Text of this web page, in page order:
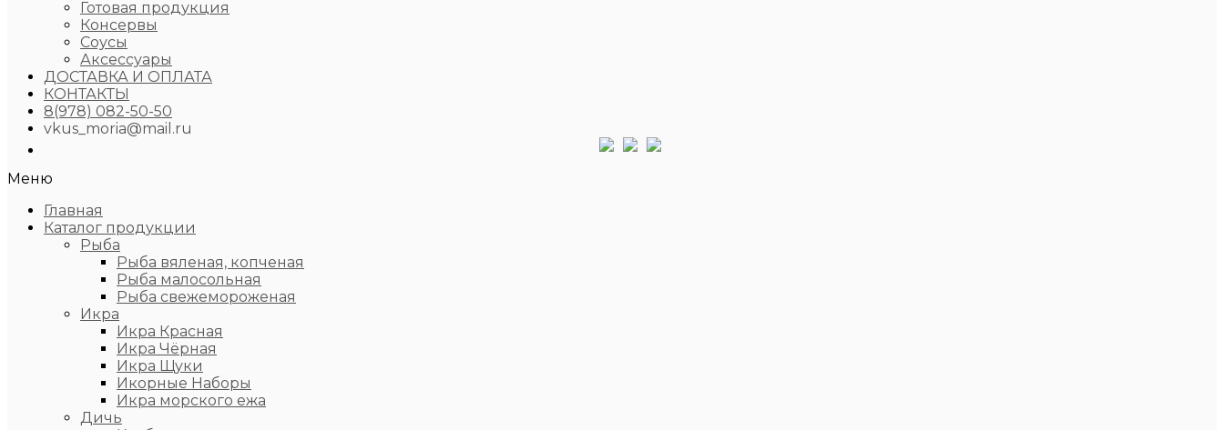
Готовая продукция
Консервы
Соусы
Аксессуары
ДОСТАВКА И ОПЛАТА
КОНТАКТЫ
8(978) 082-50-50
vkus_moria@mail.ru
Меню
Главная
Каталог продукции
Рыба
Рыба вяленая, копченая
Рыба малосольная
Рыба свежемороженая
Икра
Икра Красная
Икра Чёрная
Икра Щуки
Икорные Наборы
Икра морского ежа
Дичь